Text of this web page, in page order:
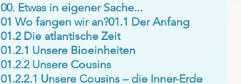
00. Etwas in eigener Sache...
01 Wo fangen wir an?01.1 Der Anfang
01.2 Die atlantische Zeit
01.2.1 Unsere Bioeinheiten
01.2.2 Unsere Cousins
01.2.2.1 Unsere Cousins – die Inner-Erde